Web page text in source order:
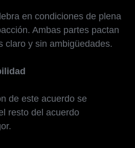
en condiciones de plena
Ambas partes pactan
claro y sin ambigüedades.
de este acuerdo se
resto del acuerdo